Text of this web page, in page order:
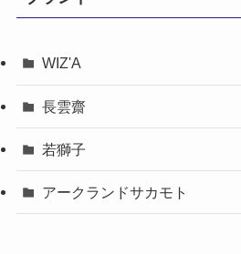
WIZ'A
長雲齋
若獅子
アークランドサカモト